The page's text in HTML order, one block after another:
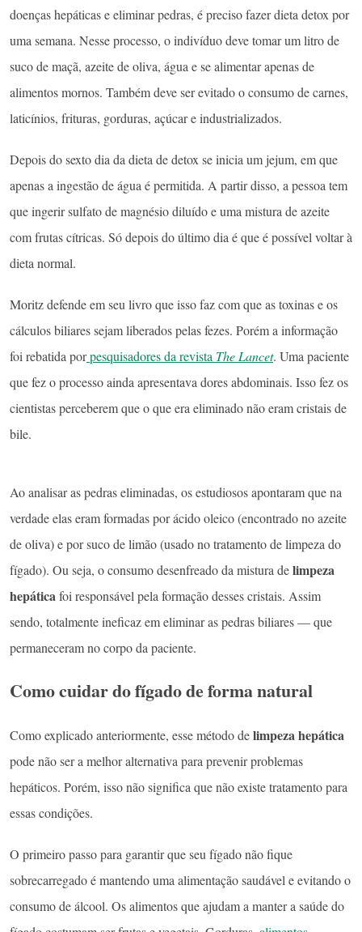
doenças hepáticas e eliminar pedras, é preciso fazer dieta detox por
uma semana. Nesse processo, o indivíduo deve tomar um litro de
suco de maçã, azeite de oliva, água e se alimentar apenas de
alimentos mornos. Também deve ser evitado o consumo de carnes,
laticínios, frituras, gorduras, açúcar e industrializados.
Depois do sexto dia da dieta de detox se inicia um jejum, em que
apenas a ingestão de água é permitida. A partir disso, a pessoa tem
que ingerir sulfato de magnésio diluído e uma mistura de azeite
com frutas cítricas. Só depois do último dia é que é possível voltar à
dieta normal.
Moritz defende em seu livro que isso faz com que as toxinas e os
cálculos biliares sejam liberados pelas fezes. Porém a informação
foi rebatida porpesquisadores da revista The Lancet. Uma paciente
que fez o processo ainda apresentava dores abdominais. Isso fez os
cientistas perceberem que o que era eliminado não eram cristais de
bile.
Ao analisar as pedras eliminadas, os estudiosos apontaram que na
verdade elas eram formadas por ácido oleico (encontrado no azeite
de oliva) e por suco de limão (usado no tratamento de limpeza do
fígado). Ou seja, o consumo desenfreado da mistura delimpeza
hepáticafoi responsável pela formação desses cristais. Assim
sendo, totalmente ineficaz em eliminar as pedras biliares — que
permaneceram no corpo da paciente.
Como cuidar do fígado de forma natural
Como explicado anteriormente, esse método delimpeza hepática
pode não ser a melhor alternativa para prevenir problemas
hepáticos. Porém, isso não significa que não existe tratamento para
essas condições.
O primeiro passo para garantir que seu fígado não fique
sobrecarregado é mantendo uma alimentação saudável e evitando o
consumo de álcool. Os alimentos que ajudam a manter a saúde do